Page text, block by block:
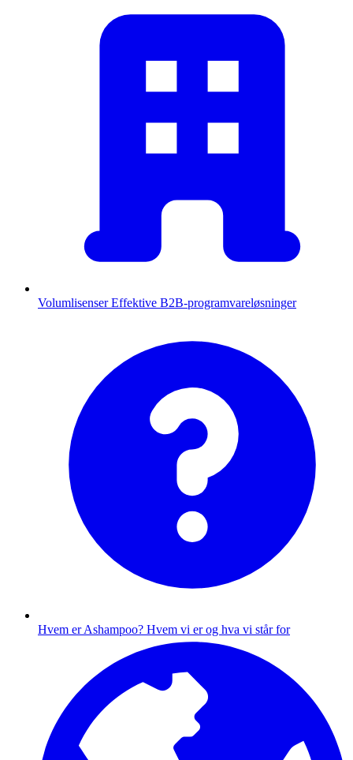
Volumlisenser Effektive B2B-programvareløsninger
Hvem er Ashampoo? Hvem vi er og hva vi står for